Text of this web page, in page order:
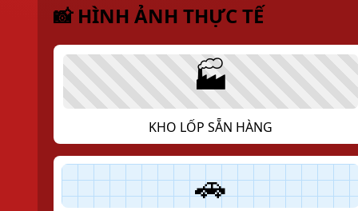
📸 HÌNH ẢNH THỰC TẾ
🏭
KHO LỐP SẴN HÀNG
🚗
Tổng
Đăng nhập
Đăng nhập